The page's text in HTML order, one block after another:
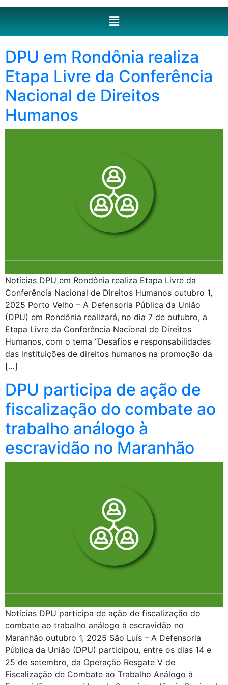
DPU em Rondônia realiza
Etapa Livre da Conferência
Nacional de Direitos
Humanos
Notícias DPU em Rondônia realiza Etapa Livre da
Conferência Nacional de Direitos Humanos outubro 1,
2025 Porto Velho – A Defensoria Pública da União
(DPU) em Rondônia realizará, no dia 7 de outubro, a
Etapa Livre da Conferência Nacional de Direitos
Humanos, com o tema “Desafios e responsabilidades
das instituições de direitos humanos na promoção da
[…]
DPU participa de ação de
fiscalização do combate ao
trabalho análogo à
escravidão no Maranhão
Notícias DPU participa de ação de fiscalização do
combate ao trabalho análogo à escravidão no
Maranhão outubro 1, 2025 São Luís – A Defensoria
Pública da União (DPU) participou, entre os dias 14 e
25 de setembro, da Operação Resgate V de
Fiscalização de Combate ao Trabalho Análogo à